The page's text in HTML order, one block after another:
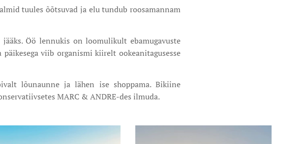
tuules õõtsuvad ja elu tundub roosamannam
Öö lennukis on loomulikult ebamugavuste
viib organismi kiirelt ookeanitagusesse
lõunaunne ja lähen ise shoppama. Bikiine
MARC & ANDRE-des ilmuda.